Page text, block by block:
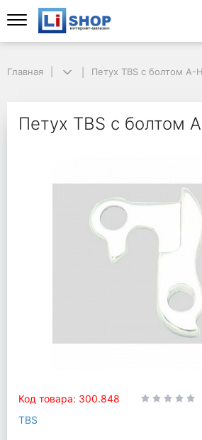
Главная Петух TBS с болтом A-
Петух TBS с болтом
Код товара: 300.848
TBS